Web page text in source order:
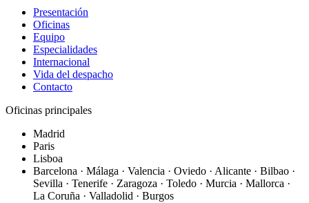
Presentación
Oficinas
Equipo
Especialidades
Internacional
Vida del despacho
Contacto
Oficinas principales
Madrid
Paris
Lisboa
Barcelona · Málaga · Valencia · Oviedo · Alicante · Bilbao ·
Sevilla · Tenerife · Zaragoza · Toledo · Murcia · Mallorca ·
La Coruña · Valladolid · Burgos